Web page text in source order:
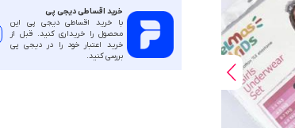
خرید اقساطی دیجی پی
با خرید اقساطی دیجی پی این
محصول را خریداری کنید. قبل از
خرید اعتبار خود را در دیجی پی
بررسی کنید.